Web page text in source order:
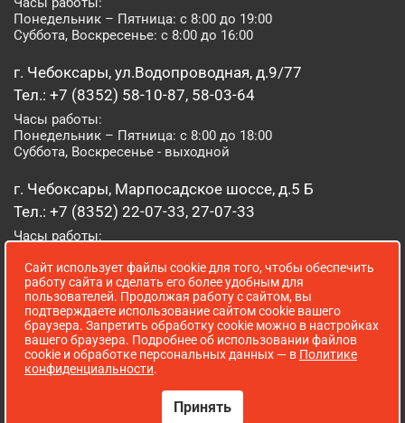
Понедельник – Пятница: с 8:00 до 19:00
Суббота, Воскресенье: с 8:00 до 16:00
г. Чебоксары, ул.Водопроводная, д.9/77
Тел.: +7 (8352) 58-10-87, 58-03-64
Часы работы:
Понедельник – Пятница: с 8:00 до 18:00
Суббота, Воскресенье - выходной
г. Чебоксары, Марпосадское шоссе, д.5 Б
Тел.: +7 (8352) 22-07-33, 27-07-33
Часы работы:
Суббота, Воскресенье: с 8:00 до 16:00
г. Йошкар-Ола, ул. Луначарского, д. 52 А
Тел.: (8362) 41-07-31
Часы работы:
Понедельник – Пятница: с 8:00 до 18:00
Сайт использует файлы cookie для того, чтобы обеспечить
работу сайта и сделать его более удобным для
пользователей. Продолжая работу с сайтом, вы
подтверждаете использование сайтом cookie вашего
браузера. Запретить обработку cookie можно в настройках
вашего браузера. Подробнее об использовании файлов
cookie и обработке персональных данных — в Политике
конфиденциальности.
Принять